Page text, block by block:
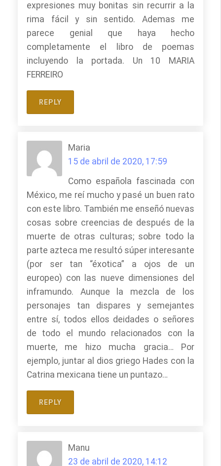
expresiones muy bonitas sin recurrir a la
rima fácil y sin sentido. Ademas me
parece genial que haya hecho
completamente el libro de poemas
incluyendo la portada. Un 10 MARIA
FERREIRO
REPLY
Maria
15 de abril de 2020, 17:59
Como española fascinada con
México, me reí mucho y pasé un buen rato
con este libro. También me enseñó nuevas
cosas sobre creencias de después de la
muerte de otras culturas; sobre todo la
parte azteca me resultó súper interesante
(por ser tan “éxotica” a ojos de un
europeo) con las nueve dimensiones del
inframundo. Aunque la mezcla de los
personajes tan dispares y semejantes
entre sí, todos ellos deidades o señores
de todo el mundo relacionados con la
muerte, me hizo mucha gracia… Por
ejemplo, juntar al dios griego Hades con la
Catrina mexicana tiene un puntazo…
REPLY
Manu
23 de abril de 2020, 14:12